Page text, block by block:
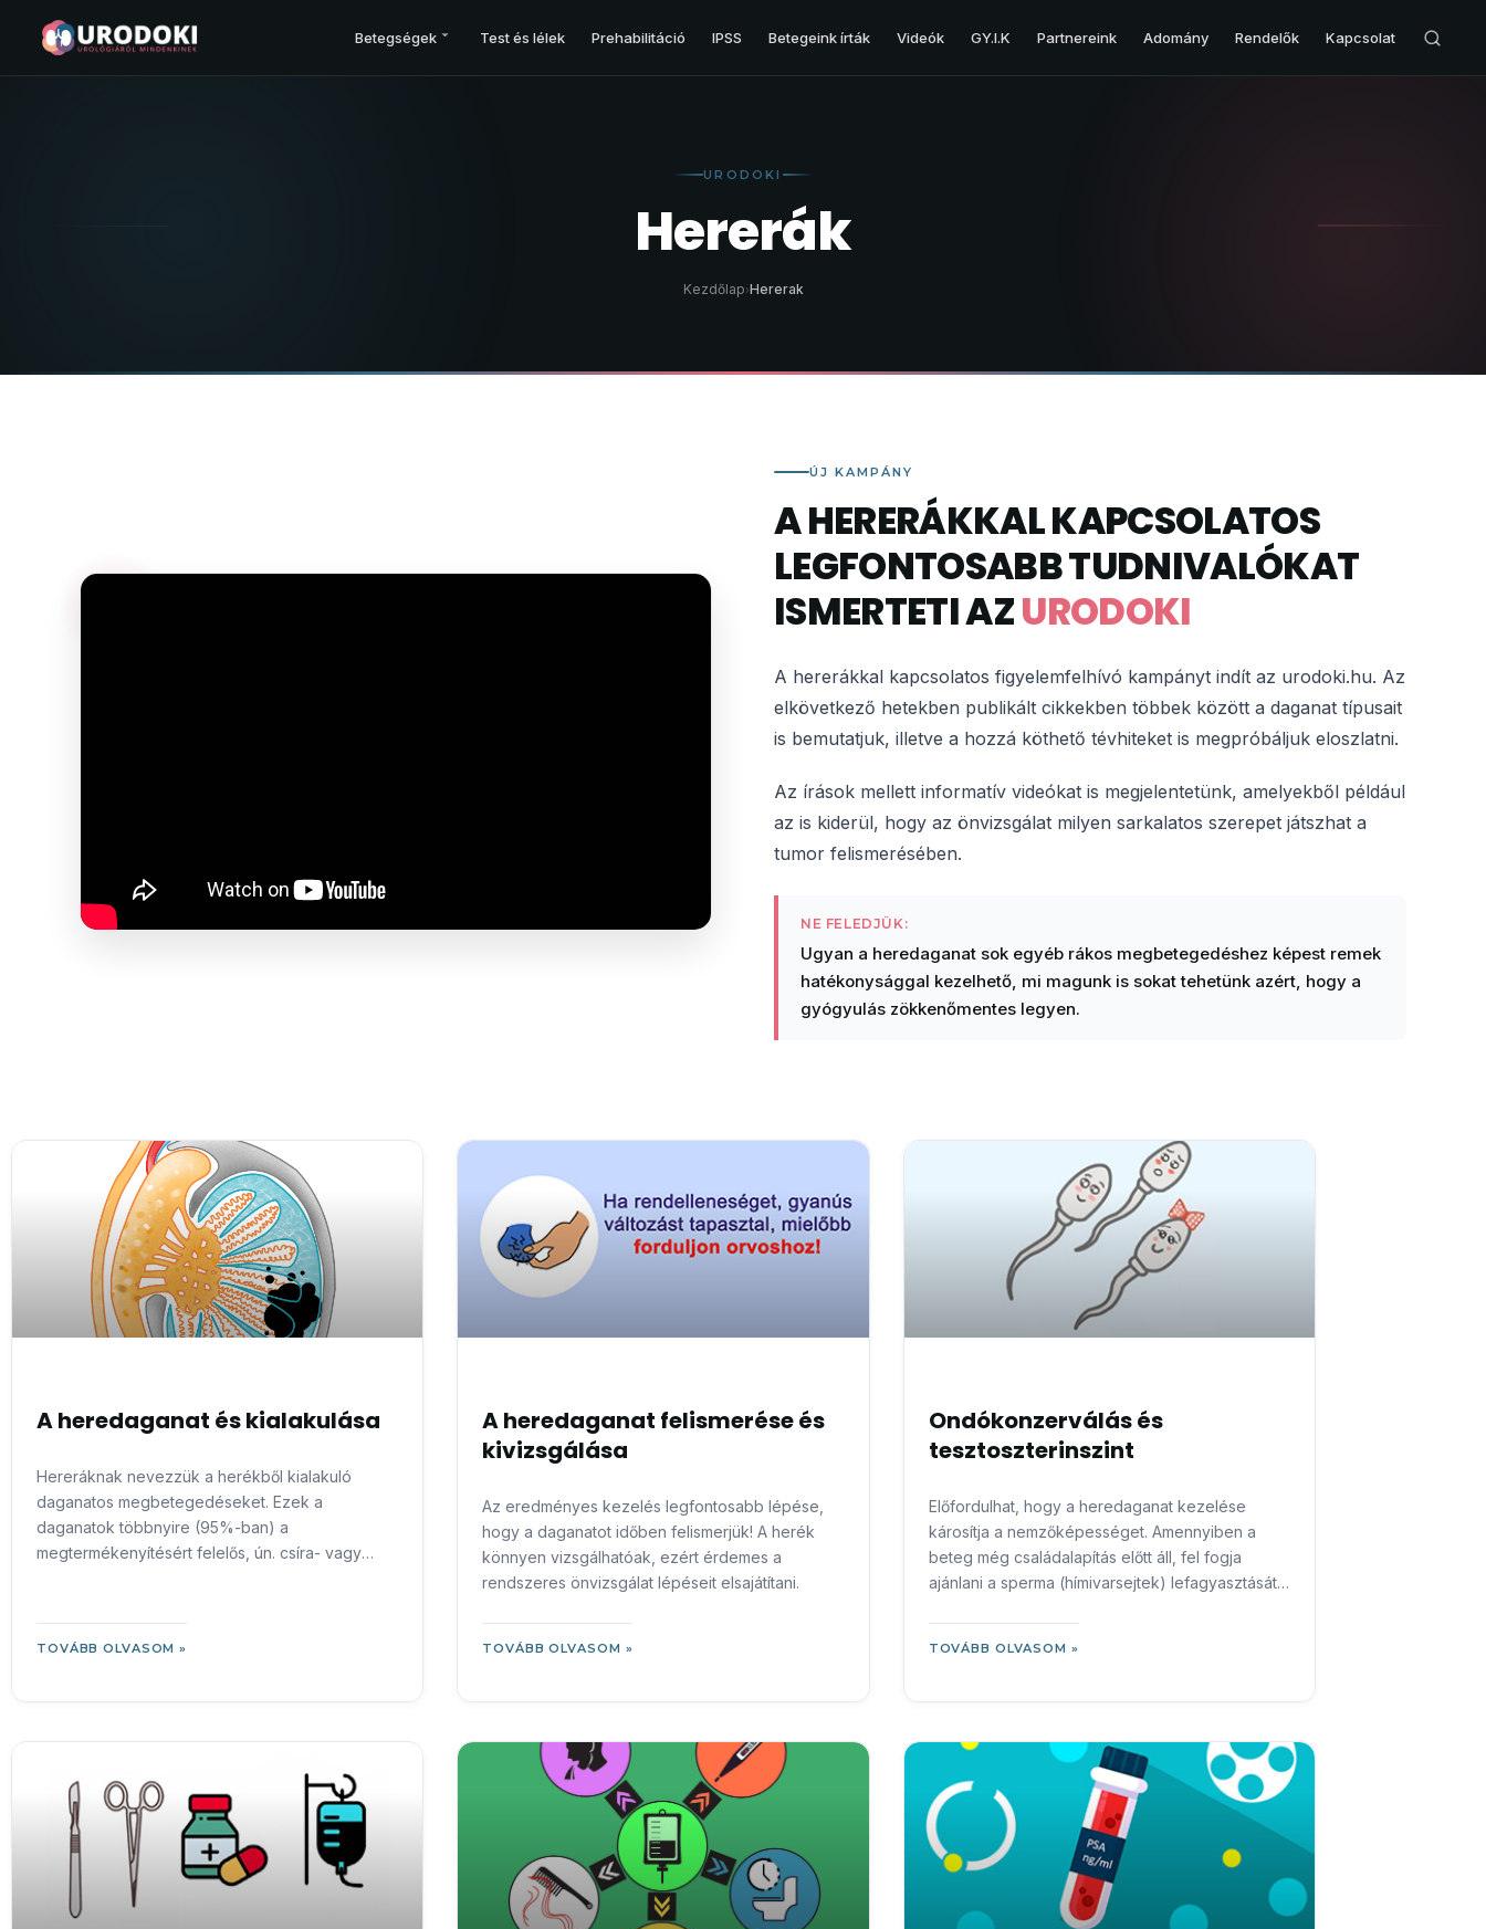
Betegségek
Gyógyszerek
Here és egyéb betegségei
Test és lélek Prehabilitáció IPSS Betegeink írták Videók GY.I.K Partnereink Adomány Rendelők Kapcsolat
URODOKI
Hererák
Kezdőlap›Hererak
ÚJ KAMPÁNY
A HERERÁKKAL KAPCSOLATOS
LEGFONTOSABB TUDNIVALÓKAT
ISMERTETI AZURODOKI
A hererákkal kapcsolatos figyelemfelhívó kampányt indít az urodoki.hu. Az
elkövetkező hetekben publikált cikkekben többek között a daganat típusait
is bemutatjuk, illetve a hozzá köthető tévhiteket is megpróbáljuk eloszlatni.
Az írások mellett informatív videókat is megjelentetünk, amelyekből például
az is kiderül, hogy az önvizsgálat milyen sarkalatos szerepet játszhat a
tumor felismerésében.
NE FELEDJÜK:
Ugyan a heredaganat sok egyéb rákos megbetegedéshez képest remek
hatékonysággal kezelhető, mi magunk is sokat tehetünk azért, hogy a
gyógyulás zökkenőmentes legyen.
A heredaganat és kialakulása
Hereráknak nevezzük a herékből kialakuló
daganatos megbetegedéseket. Ezek a
daganatok többnyire (95%-ban) a
megtermékenyítésért felelős, ún. csíra- vagy
TOVÁBB OLVASOM »
A heredaganat felismerése és
kivizsgálása
Az eredményes kezelés legfontosabb lépése,
hogy a daganatot időben felismerjük! A herék
könnyen vizsgálhatóak, ezért érdemes a
rendszeres önvizsgálat lépéseit elsajátítani.
TOVÁBB OLVASOM »
Ondókonzerválás és
tesztoszterinszint
Előfordulhat, hogy a heredaganat kezelése
károsítja a nemzőképességet. Amennyiben a
beteg még családalapítás előtt áll, fel fogja
ajánlani a sperma (hímivarsejtek) lefagyasztását,
TOVÁBB OLVASOM »